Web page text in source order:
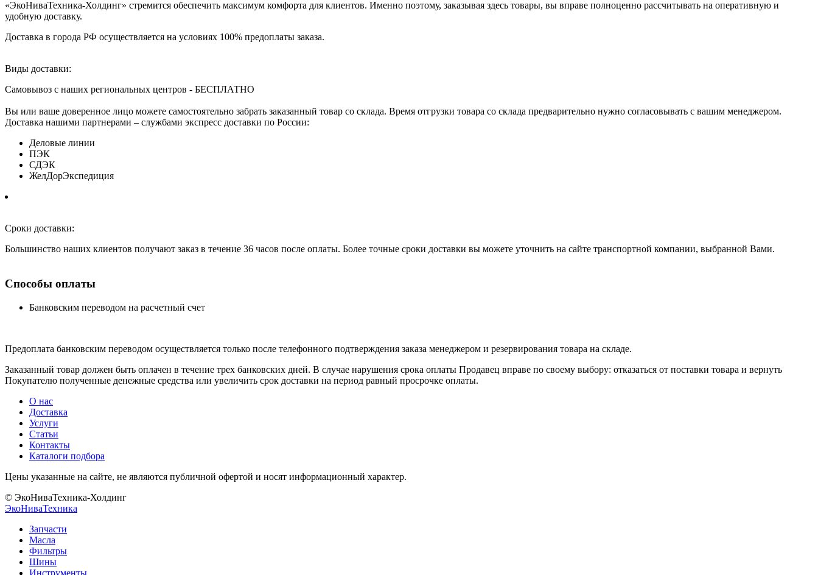
«ЭкоНиваТехника-Холдинг» стремится обеспечить максимум комфорта для клиентов. Именно поэтому, заказывая здесь товары, вы вправе полноценно рассчитывать на оперативную и
удобную доставку.
Доставка в города РФ осуществляется на условиях 100% предоплаты заказа.
Виды доставки:
Самовывоз с наших региональных центров - БЕСПЛАТНО
Вы или ваше доверенное лицо можете самостоятельно забрать заказанный товар со склада. Время отгрузки товара со склада предварительно нужно согласовывать с вашим менеджером.
Доставка нашими партнерами – службами экспресс доставки по России:
Деловые линии
ПЭК
СДЭК
ЖелДорЭкспедиция
Сроки доставки:
Большинство наших клиентов получают заказ в течение 36 часов после оплаты. Более точные сроки доставки вы можете уточнить на сайте транспортной компании, выбранной Вами.
Способы оплаты
Банковским переводом на расчетный счет
Предоплата банковским переводом осуществляется только после телефонного подтверждения заказа менеджером и резервирования товара на складе.
Заказанный товар должен быть оплачен в течение трех банковских дней. В случае нарушения срока оплаты Продавец вправе по своему выбору: отказаться от поставки товара и вернуть
Покупателю полученные денежные средства или увеличить срок доставки на период равный просрочке оплаты.
О нас
Доставка
Услуги
Статьи
Контакты
Каталоги подбора
Цены указанные на сайте, не являются публичной офертой и носят информационный характер.
© ЭкоНиваТехника-Холдинг
ЭкоНиваТехника
Запчасти
Масла
Фильтры
Шины
Инструменты